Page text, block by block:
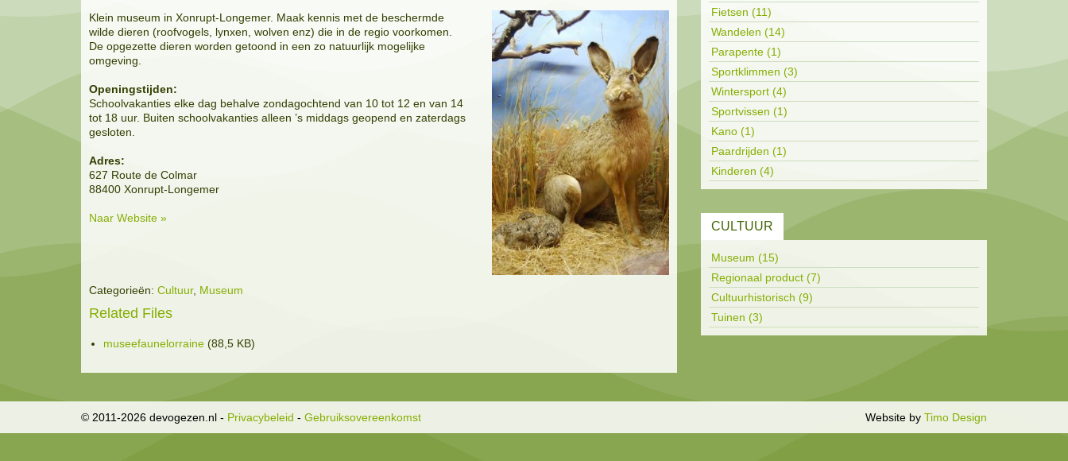
Klein museum in Xonrupt-Longemer. Maak kennis met de beschermde
wilde dieren (roofvogels, lynxen, wolven enz) die in de regio voorkomen.
De opgezette dieren worden getoond in een zo natuurlijk mogelijke
omgeving.
Openingstijden:
Schoolvakanties elke dag behalve zondagochtend van 10 tot 12 en van 14
tot 18 uur. Buiten schoolvakanties alleen ’s middags geopend en zaterdags
gesloten.
Adres:
627 Route de Colmar
88400 Xonrupt-Longemer
Naar Website »
Categorieën: Cultuur, Museum
Related Files
museefaunelorraine (88,5 KB)
Fietsen (11)
Wandelen (14)
Parapente (1)
Sportklimmen (3)
Wintersport (4)
Sportvissen (1)
Kano (1)
Paardrijden (1)
Kinderen (4)
CULTUUR
Museum (15)
Regionaal product (7)
Cultuurhistorisch (9)
Tuinen (3)
© 2011-2026 devogezen.nl - Privacybeleid - Gebruiksovereenkomst Website by Timo Design